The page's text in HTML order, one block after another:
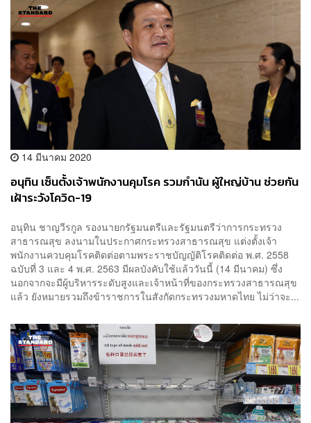
14 มีนาคม 2020
อนุทิน เซ็นตั้งเจ้าพนักงานคุมโรค รวมกำนัน ผู้ใหญ่บ้าน ช่วยกัน
เฝ้าระวังโควิด-19
อนุทิน ชาญวีรกูล รองนายกรัฐมนตรีและรัฐมนตรีว่าการกระทรวง
สาธารณสุข ลงนามในประกาศกระทรวงสาธารณสุข แต่งตั้งเจ้า
พนักงานควบคุมโรคติดต่อตามพระราชบัญญัติโรคติดต่อ พ.ศ. 2558
ฉบับที่ 3 และ 4 พ.ศ. 2563 มีผลบังคับใช้แล้ววันนี้ (14 มีนาคม) ซึ่ง
นอกจากจะมีผู้บริหารระดับสูงและเจ้าหน้าที่ของกระทรวงสาธารณสุข
แล้ว ยังหมายรวมถึงข้าราชการในสังกัดกระทรวงมหาดไทย ไม่ว่าจะ...